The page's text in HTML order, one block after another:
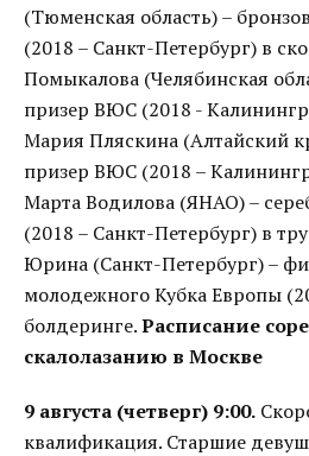
(Тюменская область) –
(2018 – Санкт-Петербург) в
Помыкалова (Челябинская
призер ВЮС (2018 -
Мария Пляскина (Алтайский
призер ВЮС (2018 –
Марта Водилова (ЯНАО) –
(2018 – Санкт-Петербург) в
Юрина (Санкт-Петербург) –
молодежного Кубка Европы
болдеринге.Расписание
скалолазанию в Москве
9 августа (четверг) 9:00.
квалификация. Старшие